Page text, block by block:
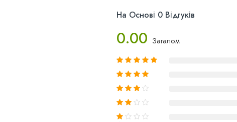
На Основі 0 Відгуків
0.00 Загалом